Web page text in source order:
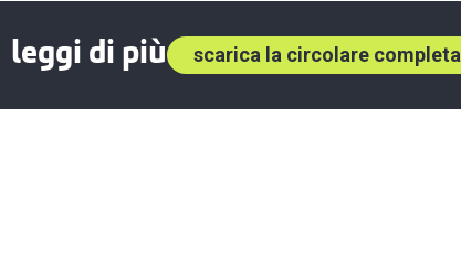
leggi di più scarica la circolare completa